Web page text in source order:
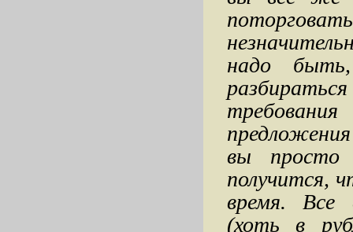
надо быть,
вы просто
получится,
время. Все
(хоть в